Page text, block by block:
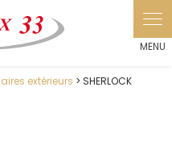
extérieurs > SHERLOCK